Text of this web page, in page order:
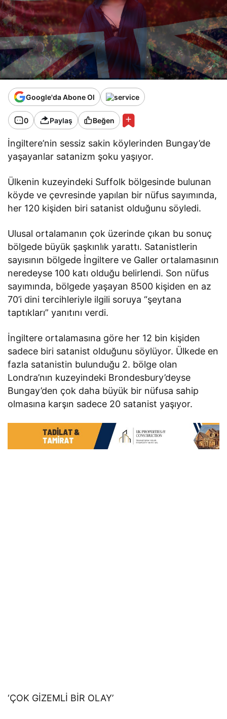
Google'da Abone Ol
0 Paylaş Beğen
İngiltere’nin sessiz sakin köylerinden Bungay’de
yaşayanlar satanizm şoku yaşıyor.
Ülkenin kuzeyindeki Suffolk bölgesinde bulunan
köyde ve çevresinde yapılan bir nüfus sayımında,
her 120 kişiden biri satanist olduğunu söyledi.
Ulusal ortalamanın çok üzerinde çıkan bu sonuç
bölgede büyük şaşkınlık yarattı. Satanistlerin
sayısının bölgede İngiltere ve Galler ortalamasının
neredeyse 100 katı olduğu belirlendi. Son nüfus
sayımında, bölgede yaşayan 8500 kişiden en az
70’i dini tercihleriyle ilgili soruya “şeytana
taptıkları” yanıtını verdi.
İngiltere ortalamasına göre her 12 bin kişiden
sadece biri satanist olduğunu söylüyor. Ülkede en
fazla satanistin bulunduğu 2. bölge olan
Londra’nın kuzeyindeki Brondesbury’deyse
Bungay’den çok daha büyük bir nüfusa sahip
olmasına karşın sadece 20 satanist yaşıyor.
‘ÇOK GİZEMLİ BİR OLAY’